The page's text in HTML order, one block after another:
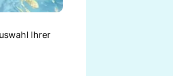
Ihrer